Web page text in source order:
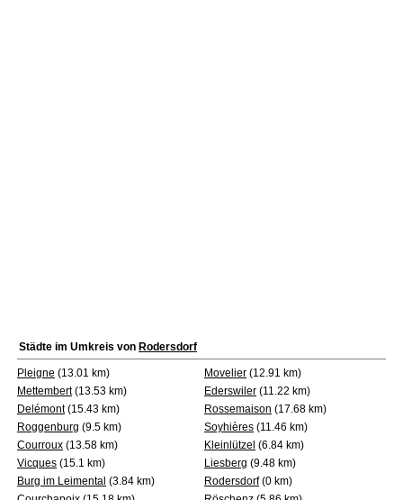
Städte im Umkreis von Rodersdorf
Pleigne (13.01 km) Movelier (12.91 km)
Mettembert(13.53 km) Ederswiler (11.22 km)
Delémont(15.43 km) Rossemaison (17.68 km)
Roggenburg (9.5 km) Soyhières (11.46 km)
Courroux (13.58 km) Kleinlützel (6.84 km)
Vicques (15.1 km) Liesberg (9.48 km)
Burg im Leimental (3.84 km) Rodersdorf(0 km)